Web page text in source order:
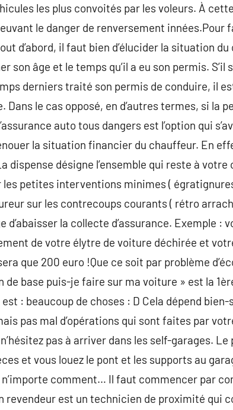
les plus convoités par les voleurs. À
le danger de renversement innées.Pour
d’abord, il faut bien d’élucider la situation
âge et le temps qu’il a eu son permis. S’il
derniers traité son permis de conduire, il
le cas opposé, en d’autres termes, si la
auto tous dangers est l’option qui
la situation financier du chauffeur. En
dispense désigne l’ensemble qui reste à votre
petites interventions minimes (
sur les contrecoups courants ( rétro
d’abaisser la collecte d’assurance. Exemple :
de votre élytre de voiture déchirée et
que 200 euro !Que ce soit par problème
base puis-je faire sur ma voiture » est la
: beaucoup de choses : D Cela dépend
pas mal d’opérations qui sont faites par
n’hésitez pas à arriver dans les self-garages.
et vous louez le pont et les supports au
n’importe comment… Il faut commencer par
revendeur est un technicien de proximité qui